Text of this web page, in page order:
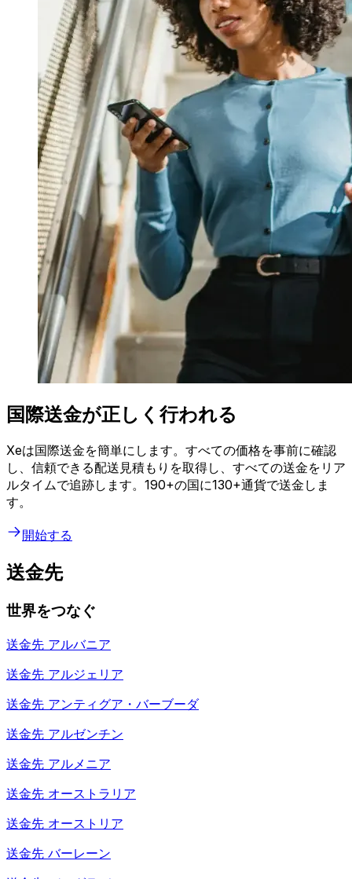
国際送金が正しく行われる
Xeは国際送金を簡単にします。すべての価格を事前に確認
し、信頼できる配送見積もりを取得し、すべての送金をリア
ルタイムで追跡します。190+の国に130+通貨で送金しま
す。
開始する
送金先
世界をつなぐ
送金先 アルバニア
送金先 アルジェリア
送金先 アンティグア・バーブーダ
送金先 アルゼンチン
送金先 アルメニア
送金先 オーストラリア
送金先 オーストリア
送金先 バーレーン